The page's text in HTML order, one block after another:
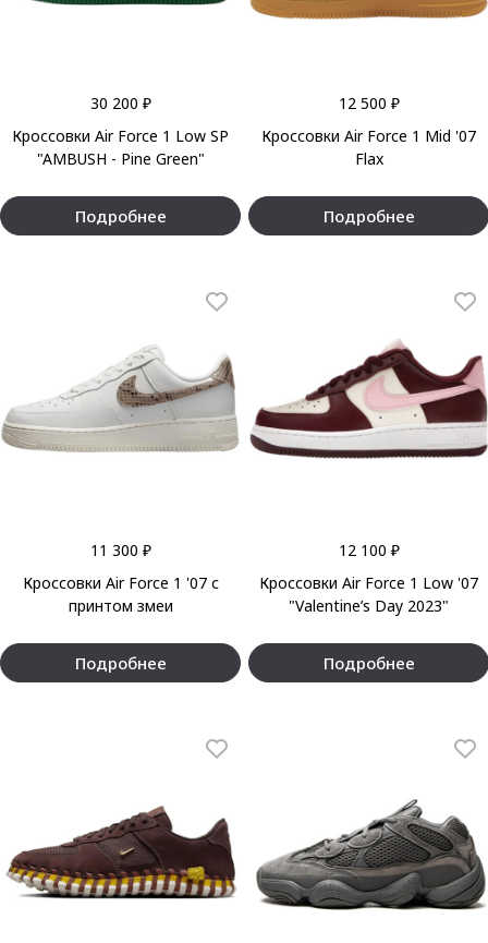
30 200 ₽
Кроссовки Air Force 1 Low SP
"AMBUSH - Pine Green"
Подробнее
12 500 ₽
Кроссовки Air Force 1 Mid '07
Flax
Подробнее
11 300 ₽
Кроссовки Air Force 1 '07 с
принтом змеи
Подробнее
12 100 ₽
Кроссовки Air Force 1 Low '07
"Valentine’s Day 2023"
Подробнее